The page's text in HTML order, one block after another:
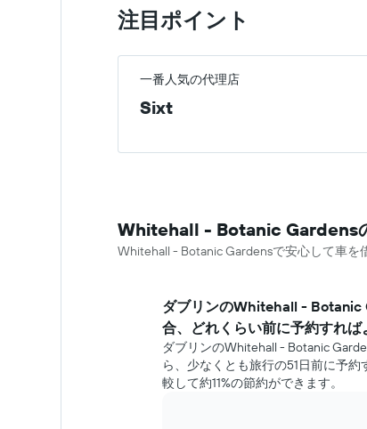
注目ポイント
一番人気の代理店
Sixt
Whitehall - Botanic Gardens
Whitehall - Botanic Gardensで安心して車を
ダブリン​のWhitehall - Botanic
合、どれくらい前に予約すれば
ダブリンのWhitehall - Botanic
ら、少なくとも旅行の51日前に予
較して約11%の節約ができます。